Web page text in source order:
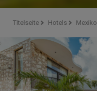
Titelseite Hotels Mexiko